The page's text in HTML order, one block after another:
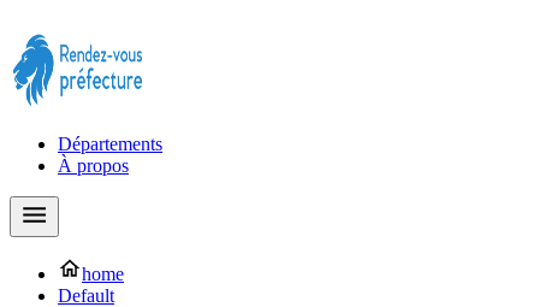
Départements
À propos
home
Default